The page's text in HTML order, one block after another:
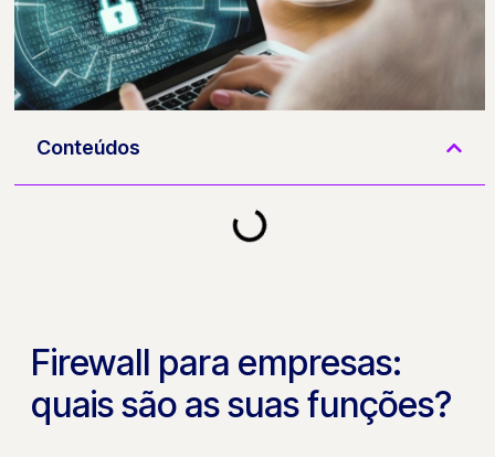
Conteúdos
Firewall para empresas:
quais são as suas funções?